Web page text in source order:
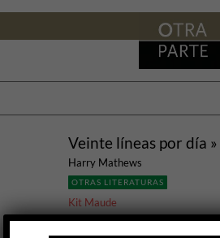
Veinte líneas por día »
Harry Mathews
OTRAS LITERATURAS
Kit Maude
20 AGO, 2015